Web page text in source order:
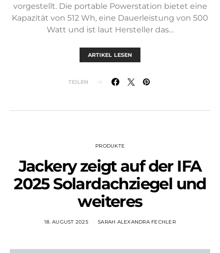
vorgestellt. Die portable Powerstation bietet eine
Kapazität von 512 Wh, eine Dauerleistung von 500
Watt und ist laut Hersteller das…
ARTIKEL LESEN
TEILEN
PRODUKTE
Jackery zeigt auf der IFA
2025 Solardachziegel und
weiteres
18. AUGUST 2025 SARAH ALEXANDRA FECHLER